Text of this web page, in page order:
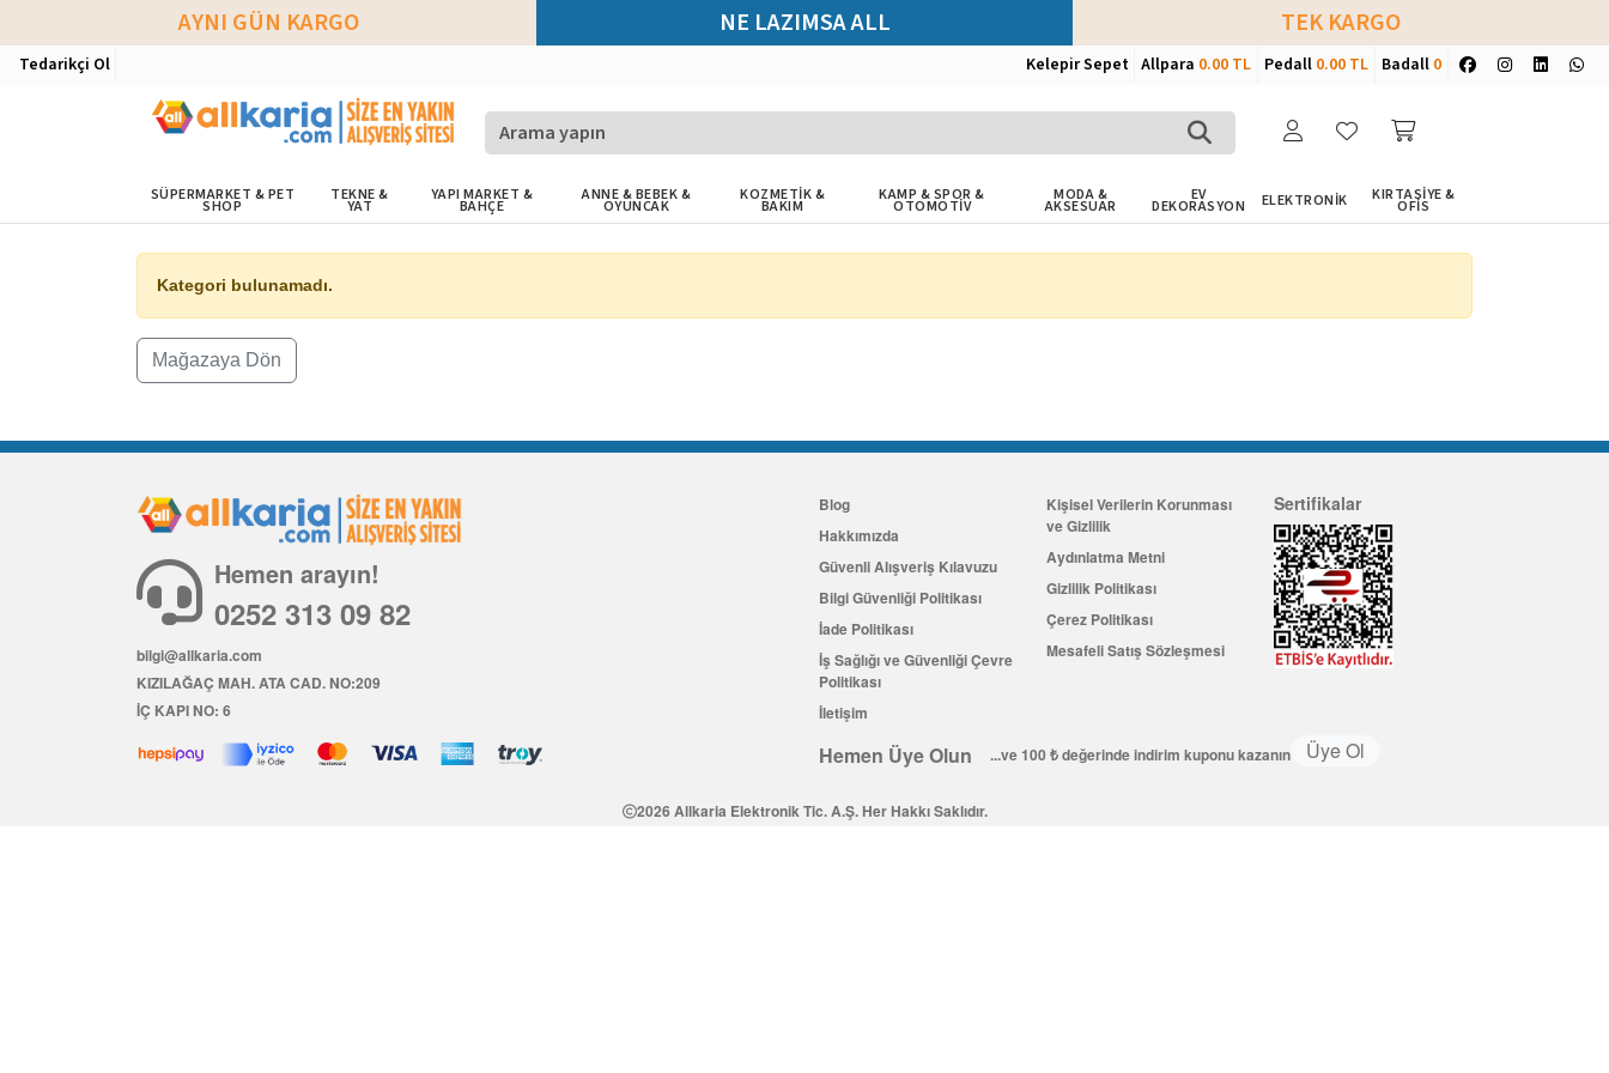
AYNI GÜN KARGO NE LAZIMSA ALL TEK KARGO
Tedarikçi Ol Kelepir Sepet Allpara 0.00 TL Pedall 0.00 TL Badall 0
SÜPERMARKET & PET
SHOP
TEKNE &
YAT
YAPI MARKET &
BAHÇE
ANNE & BEBEK &
OYUNCAK
KOZMETİK &
BAKIM
KAMP & SPOR &
OTOMOTİV
MODA &
AKSESUAR
EV
DEKORASYON ELEKTRONİK KIRTASİYE &
OFİS
Kategori bulunamadı.
Mağazaya Dön
Hemen arayın!
0252 313 09 82
bilgi@allkaria.com
KIZILAĞAÇ MAH. ATA CAD. NO:209
İÇ KAPI NO: 6
Blog
Hakkımızda
Güvenli Alışveriş Kılavuzu
Bilgi Güvenliği Politikası
İade Politikası
İş Sağlığı ve Güvenliği Çevre
Politikası
İletişim
Kişisel Verilerin Korunması
ve Gizlilik
Aydınlatma Metni
Gizlilik Politikası
Çerez Politikası
Mesafeli Satış Sözleşmesi
Sertifikalar
Hemen Üye Olun ...ve 100 ₺ değerinde indirim kuponu kazanın Üye Ol
2026 Allkaria Elektronik Tic. A.Ş. Her Hakkı Saklıdır.